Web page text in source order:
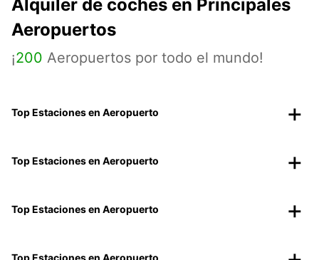
Alquiler de coches en Principales
Aeropuertos
¡200 Aeropuertos por todo el mundo!
Top Estaciones en Aeropuerto
Top Estaciones en Aeropuerto
Top Estaciones en Aeropuerto